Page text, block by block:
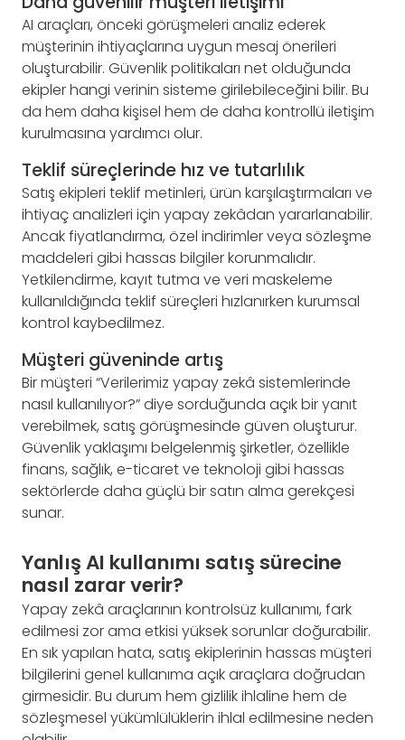
AI araçları, önceki görüşmeleri analiz ederek
müşterinin ihtiyaçlarına uygun mesaj önerileri
oluşturabilir. Güvenlik politikaları net olduğunda
ekipler hangi verinin sisteme girilebileceğini bilir. Bu
da hem daha kişisel hem de daha kontrollü iletişim
kurulmasına yardımcı olur.
Teklif süreçlerinde hız ve tutarlılık
Satış ekipleri teklif metinleri, ürün karşılaştırmaları ve
ihtiyaç analizleri için yapay zekâdan yararlanabilir.
Ancak fiyatlandırma, özel indirimler veya sözleşme
maddeleri gibi hassas bilgiler korunmalıdır.
Yetkilendirme, kayıt tutma ve veri maskeleme
kullanıldığında teklif süreçleri hızlanırken kurumsal
kontrol kaybedilmez.
Müşteri güveninde artış
Bir müşteri “Verilerimiz yapay zekâ sistemlerinde
nasıl kullanılıyor?” diye sorduğunda açık bir yanıt
verebilmek, satış görüşmesinde güven oluşturur.
Güvenlik yaklaşımı belgelenmiş şirketler, özellikle
finans, sağlık, e-ticaret ve teknoloji gibi hassas
sektörlerde daha güçlü bir satın alma gerekçesi
sunar.
Yanlış AI kullanımı satış sürecine
nasıl zarar verir?
Yapay zekâ araçlarının kontrolsüz kullanımı, fark
edilmesi zor ama etkisi yüksek sorunlar doğurabilir.
En sık yapılan hata, satış ekiplerinin hassas müşteri
bilgilerini genel kullanıma açık araçlara doğrudan
girmesidir. Bu durum hem gizlilik ihlaline hem de
sözleşmesel yükümlülüklerin ihlal edilmesine neden